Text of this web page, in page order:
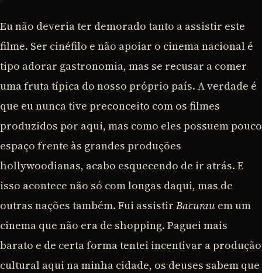
Eu não deveria ter demorado tanto a assistir este
filme. Ser cinéfilo e não apoiar o cinema nacional é
tipo adorar gastronomia, mas se recusar a comer
uma fruta típica do nosso próprio país. A verdade é
que eu nunca tive preconceito com os filmes
produzidos por aqui, mas como eles possuem pouco
espaço frente às grandes produções
hollywoodianas, acabo esquecendo de ir atrás. E
isso acontece não só com longas daqui, mas de
outras nações também. Fui assistir Bacurau em um
cinema que não era de shopping. Paguei mais
barato e de certa forma tentei incentivar a produção
cultural aqui na minha cidade, os deuses sabem que